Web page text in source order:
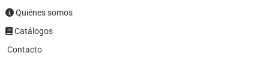
Quiénes somos
Catálogos
Contacto